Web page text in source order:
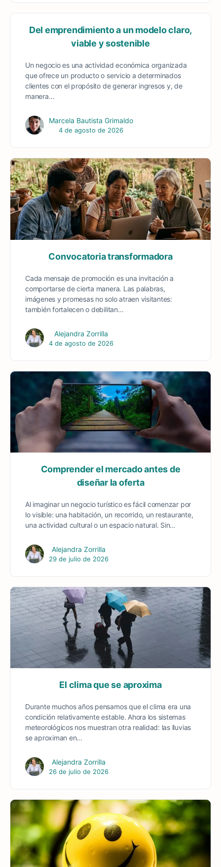
Del emprendimiento a un modelo claro,
viable y sostenible
Un negocio es una actividad económica organizada
que ofrece un producto o servicio a determinados
clientes con el propósito de generar ingresos y, de
manera…
Marcela Bautista Grimaldo
4 de agosto de 2026
Convocatoria transformadora
Cada mensaje de promoción es una invitación a
comportarse de cierta manera. Las palabras,
imágenes y promesas no solo atraen visitantes:
también fortalecen o debilitan…
Alejandra Zorrilla
4 de agosto de 2026
Comprender el mercado antes de
diseñar la oferta
Al imaginar un negocio turístico es fácil comenzar por
lo visible: una habitación, un recorrido, un restaurante,
una actividad cultural o un espacio natural. Sin…
Alejandra Zorrilla
29 de julio de 2026
El clima que se aproxima
Durante muchos años pensamos que el clima era una
condición relativamente estable. Ahora los sistemas
meteorológicos nos muestran otra realidad: las lluvias
se aproximan en…
Alejandra Zorrilla
26 de julio de 2026